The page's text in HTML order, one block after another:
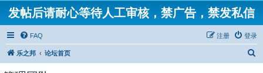
发帖后请耐心等待人工审核，禁广告，禁发私信
FAQ 登录
注册
乐之邦 论坛首页